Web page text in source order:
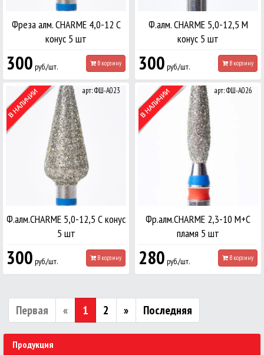
Фреза алм. CHARME 4,0-12 С
конус 5 шт
300 руб./шт. В корзину
Ф.алм. CHARME 5,0-12,5 М
конус 5 шт
300 руб./шт. В корзину
арт: ФШ-А023
Ф.алм.CHARME 5,0-12,5 С конус
5 шт
300 руб./шт. В корзину
арт: ФШ-А026
Фр.алм.CHARME 2,3-10 М+С
пламя 5 шт
280 руб./шт. В корзину
Первая « 1 2 » Последняя
Продукция